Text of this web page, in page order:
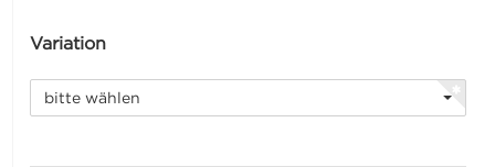
Variation
bitte wählen